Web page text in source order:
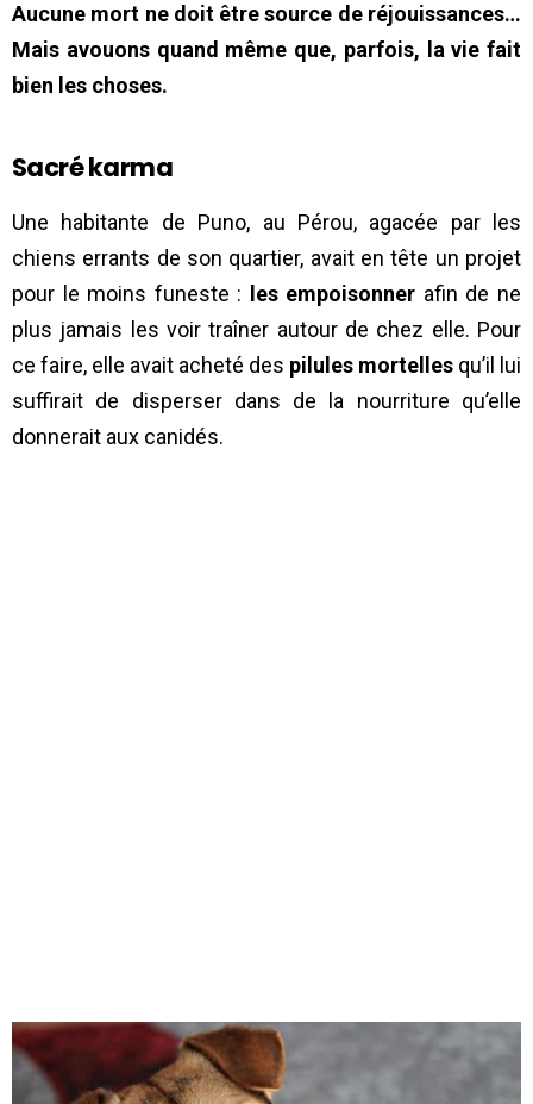
Aucune mort ne doit être source de réjouissances…
Mais avouons quand même que, parfois, la vie fait
bien les choses.
Sacré karma
Une habitante de Puno, au Pérou, agacée par les
chiens errants de son quartier, avait en tête un projet
pour le moins funeste :
les empoisonner afin de ne
plus jamais les voir traîner autour de chez elle. Pour
ce faire, elle avait acheté des pilules mortelles qu’il lui
suffirait de disperser dans de la nourriture qu’elle
donnerait aux canidés.